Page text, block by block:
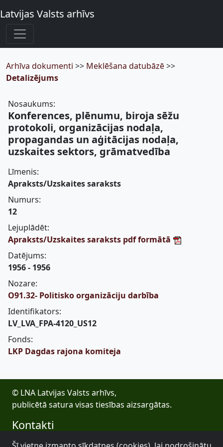
Latvijas Valsts arhīvs
Arhīva dokumenti >> Meklēšana datubāzē>>
Detalizējums
Nosaukums:
Konferences, plēnumu, biroja sēžu
protokoli, organizācijas nodaļa,
propagandas un aģitācijas nodaļa,
uzskaites sektors, grāmatvedība
Līmenis:
Apraksts/Uzskaites saraksts
Numurs:
12
Lejuplādēt:
Apraksts/Uzskaites saraksts pdf formātā
Datējums:
1956 - 1956
Nozare:
O91.32- Politisko organizāciju darbība
Identifikators:
LV_LVA_FPA-4120_US12
Fonds:
LKP Dagdas rajona komiteja
© LNA Latvijas Valsts arhīvs,
publicētā satura visas tiesības aizsargātas.
Kontakti
E-pasts: lva@arhivi.gov.lv